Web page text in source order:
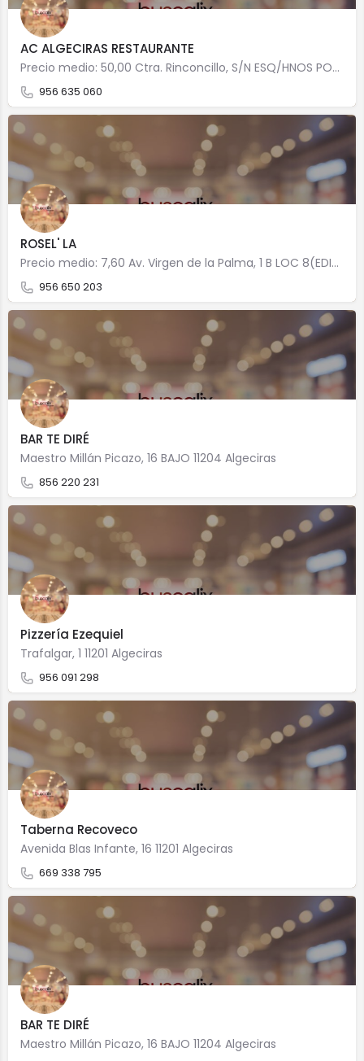
AC ALGECIRAS RESTAURANTE
Precio medio: 50,00 Ctra. Rinconcillo, S/N ESQ/HNOS PORTILLA 11204 Algeciras
956 635 060
ROSEL' LA
Precio medio: 7,60 Av. Virgen de la Palma, 1 B LOC 8(EDIF.DON FRANCISCO) 11203 Algeciras
956 650 203
BAR TE DIRÉ
Maestro Millán Picazo, 16 BAJO 11204 Algeciras
856 220 231
Pizzería Ezequiel
Trafalgar, 1 11201 Algeciras
956 091 298
Taberna Recoveco
Avenida Blas Infante, 16 11201 Algeciras
669 338 795
BAR TE DIRÉ
Maestro Millán Picazo, 16 BAJO 11204 Algeciras